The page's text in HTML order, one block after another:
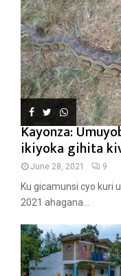
Kayonza:
ikiyoka gihita
June 28, 2021 9
Ku gicamunsi cyo kuri
2021 ahagana...